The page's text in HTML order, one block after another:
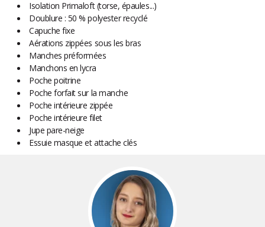
Isolation Primaloft (torse, épaules...)
Doublure : 50 % polyester recyclé
Capuche fixe
Aérations zippées sous les bras
Manches préformées
Manchons en lycra
Poche poitrine
Poche forfait sur la manche
Poche intérieure zippée
Poche intérieure filet
Jupe pare-neige
Essuie masque et attache clés